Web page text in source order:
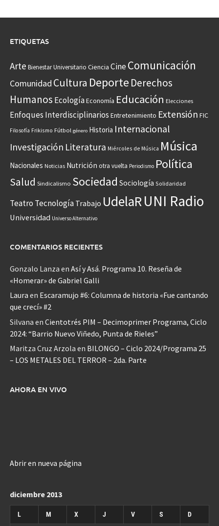
ETIQUETAS
Arte Bienestar Universitario Ciencia CineComunicación
Comunidad Cultura Deporte Derechos
Humanos EcologíaEconomía Educación Elecciones
Enfoques Interdisciplinarios Entretenimiento Extensión FIC
Filosofía Frikismo Fútbol género Historia Internacional
Investigación Literatura Miércoles de Música Música
Nacionales Noticias Nutrición otra vuelta Periodismo Política
Salud Sindicalismo Sociedad Sociología Solidaridad
Teatro Tecnología Trabajo UdelaRUNI Radio
Universidad Universo Alternativo
COMENTARIOS RECIENTES
Gonzalo Lanza en Así y Asá. Programa 10. Reseña de
«Homerar» de Gabriel Galli
Laura en Escaramujo #6: Columna de historia «Fue cantando
que crecí» #2
Silvana en Cientotrés PIM – Decimoprimer Programa, Ciclo
2024: “Barrio Nuevo Viñedo, Punta de Rieles”
Maritza Cruz Arzola en BILONGO – Ciclo 2024/Programa 25
– LOS METALES DEL TERROR – 2da. Parte
AHORA EN VIVO
Abrir en nueva página
diciembre 2013
L M X J V S D